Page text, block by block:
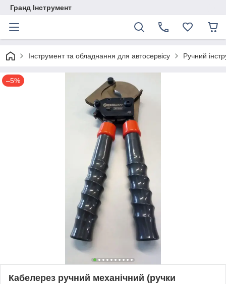
Гранд Інструмент
Інструмент та обладнання для автосервісу Ручний
–5%
Кабелерез ручний механічний (ручки